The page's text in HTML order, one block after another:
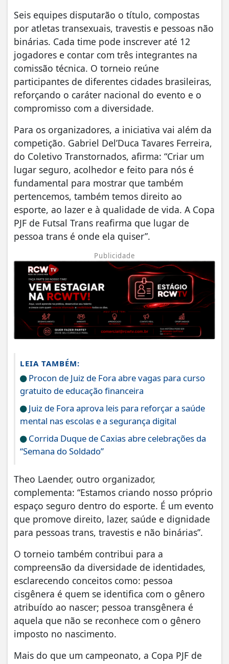
Seis equipes disputarão o título, compostas
por atletas transexuais, travestis e pessoas não
binárias. Cada time pode inscrever até 12
jogadores e contar com três integrantes na
comissão técnica. O torneio reúne
participantes de diferentes cidades brasileiras,
reforçando o caráter nacional do evento e o
compromisso com a diversidade.
Para os organizadores, a iniciativa vai além da
competição. Gabriel Del’Duca Tavares Ferreira,
do Coletivo Transtornados, afirma: “Criar um
lugar seguro, acolhedor e feito para nós é
fundamental para mostrar que também
pertencemos, também temos direito ao
esporte, ao lazer e à qualidade de vida. A Copa
PJF de Futsal Trans reafirma que lugar de
pessoa trans é onde ela quiser”.
Publicidade
LEIA TAMBÉM:
Procon de Juiz de Fora abre vagas para curso
gratuito de educação financeira
Juiz de Fora aprova leis para reforçar a saúde
mental nas escolas e a segurança digital
Corrida Duque de Caxias abre celebrações da
“Semana do Soldado”
Theo Laender, outro organizador,
complementa: “Estamos criando nosso próprio
espaço seguro dentro do esporte. É um evento
que promove direito, lazer, saúde e dignidade
para pessoas trans, travestis e não binárias”.
O torneio também contribui para a
compreensão da diversidade de identidades,
esclarecendo conceitos como: pessoa
cisgênera é quem se identifica com o gênero
atribuído ao nascer; pessoa transgênera é
aquela que não se reconhece com o gênero
imposto no nascimento.
Mais do que um campeonato, a Copa PJF de